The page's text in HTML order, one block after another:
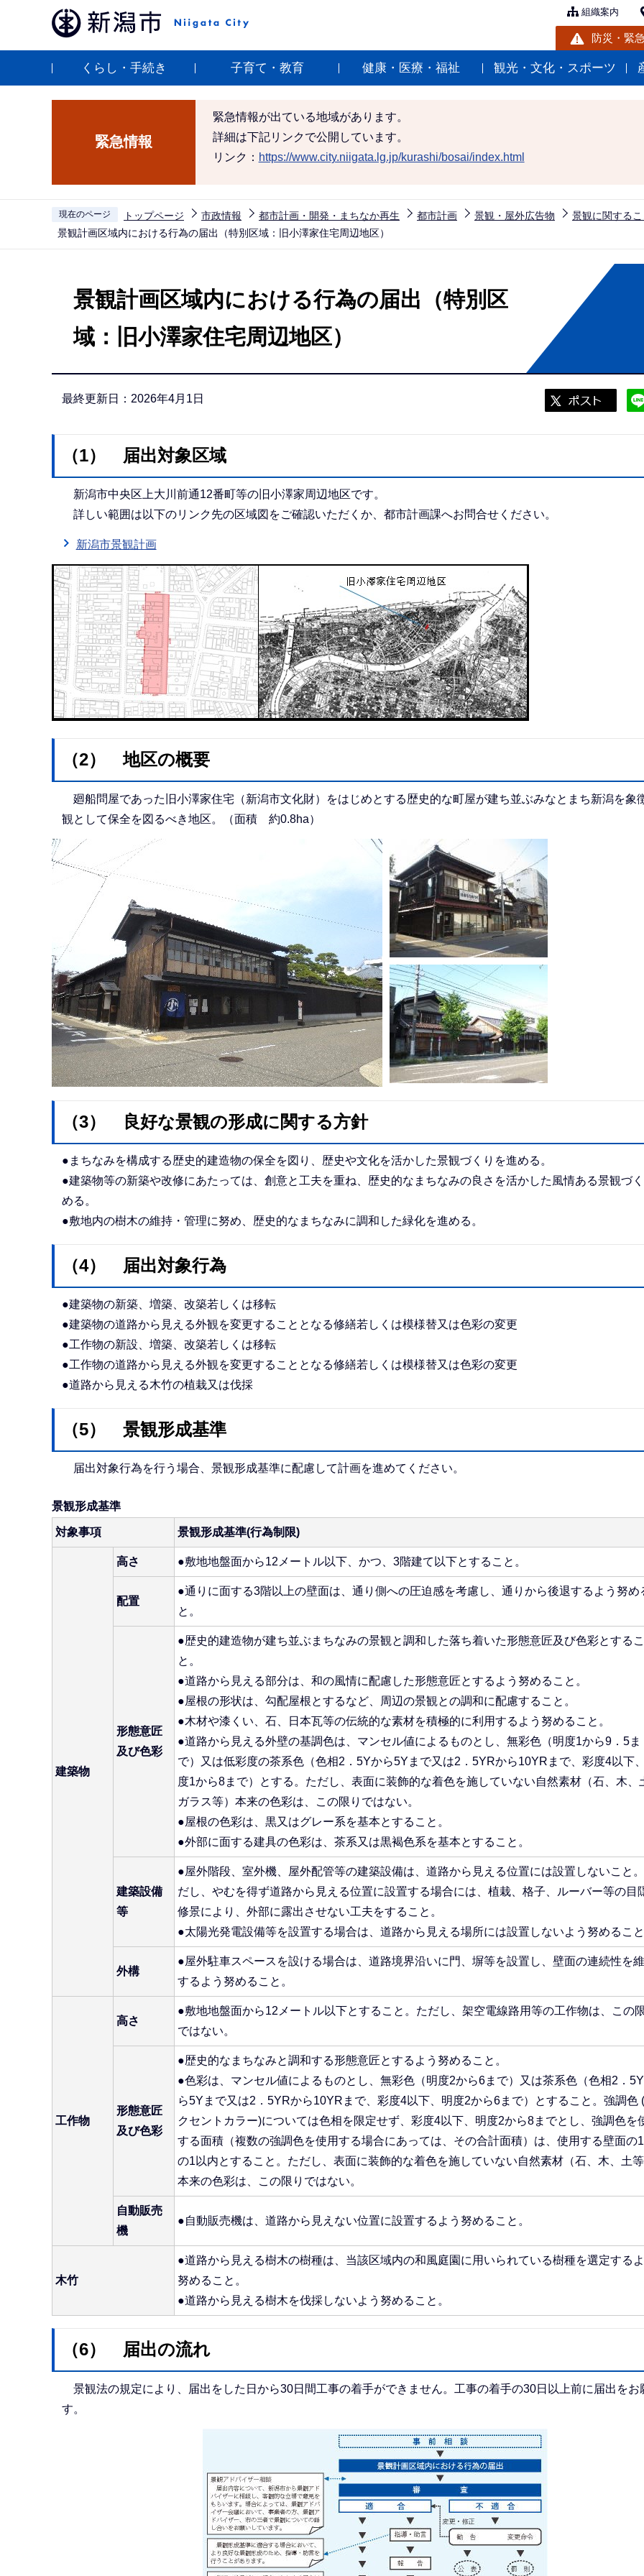
ペ
組織案内
防災・緊
くらし・手続き 子育て・教育 健康・医療・福祉 観光・文化・スポーツ
緊急情報
緊急情報が出ている地域があります。
詳細は下記リンクで公開しています。
リンク： https://www.city.niigata.lg.jp/kurashi/bosai/index.html
現在のページ トップページ 市政情報 都市計画・開発・まちなか再生 都市計画 景観・屋外広告物
景観に関するこ
景観計画区域内における行為の届出（特別区域：旧小澤家住宅周辺地区）
景観計画区域内における行為の届出（特別区
域：旧小澤家住宅周辺地区）
最終更新日：2026年4月1日
（1） 届出対象区域
新潟市中央区上大川前通12番町等の旧小澤家周辺地区です。
詳しい範囲は以下のリンク先の区域図をご確認いただくか、都市計画課へお問合せください。
新潟市景観計画
（2） 地区の概要
廻船問屋であった旧小澤家住宅（新潟市文化財）をはじめとする歴史的な町屋が建ち並ぶみなとまち新潟を象
観として保全を図るべき地区。（面積 約0.8ha）
（3） 良好な景観の形成に関する方針
●まちなみを構成する歴史的建造物の保全を図り、歴史や文化を活かした景観づくりを進める。
●建築物等の新築や改修にあたっては、創意と工夫を重ね、歴史的なまちなみの良さを活かした風情ある景観づ
める。
●敷地内の樹木の維持・管理に努め、歴史的なまちなみに調和した緑化を進める。
（4） 届出対象行為
●建築物の新築、増築、改築若しくは移転
●建築物の道路から見える外観を変更することとなる修繕若しくは模様替又は色彩の変更
●工作物の新設、増築、改築若しくは移転
●工作物の道路から見える外観を変更することとなる修繕若しくは模様替又は色彩の変更
●道路から見える木竹の植栽又は伐採
（5） 景観形成基準
届出対象行為を行う場合、景観形成基準に配慮して計画を進めてください。
景観形成基準
対象事項 景観形成基準(行為制限)
建築物
高さ ●敷地地盤面から12メートル以下、かつ、3階建て以下とすること。
配置
●通りに面する3階以上の壁面は、通り側への圧迫感を考慮し、通りから後退するよう努め
と。
形態意匠
及び色彩
●歴史的建造物が建ち並ぶまちなみの景観と調和した落ち着いた形態意匠及び色彩とするこ
と。
●道路から見える部分は、和の風情に配慮した形態意匠とするよう努めること。
●屋根の形状は、勾配屋根とするなど、周辺の景観との調和に配慮すること。
●木材や漆くい、石、日本瓦等の伝統的な素材を積極的に利用するよう努めること。
●道路から見える外壁の基調色は、マンセル値によるものとし、無彩色（明度1から9．5ま
で）又は低彩度の茶系色（色相2．5Yから5Yまで又は2．5YRから10YRまで、彩度4以下
度1から8まで）とする。ただし、表面に装飾的な着色を施していない自然素材（石、木、
ガラス等）本来の色彩は、この限りではない。
●屋根の色彩は、黒又はグレー系を基本とすること。
●外部に面する建具の色彩は、茶系又は黒褐色系を基本とすること。
建築設備
等
●屋外階段、室外機、屋外配管等の建築設備は、道路から見える位置には設置しないこと
だし、やむを得ず道路から見える位置に設置する場合には、植栽、格子、ルーバー等の目
修景により、外部に露出させない工夫をすること。
●太陽光発電設備等を設置する場合は、道路から見える場所には設置しないよう努めること
外構
●屋外駐車スペースを設ける場合は、道路境界沿いに門、塀等を設置し、壁面の連続性を
するよう努めること。
工作物
高さ
●敷地地盤面から12メートル以下とすること。ただし、架空電線路用等の工作物は、この
ではない。
形態意匠
及び色彩
●歴史的なまちなみと調和する形態意匠とするよう努めること。
●色彩は、マンセル値によるものとし、無彩色（明度2から6まで）又は茶系色（色相2．
ら5Yまで又は2．5YRから10YRまで、彩度4以下、明度2から6まで）とすること。強調色
クセントカラー)については色相を限定せず、彩度4以下、明度2から8までとし、強調色を
する面積（複数の強調色を使用する場合にあっては、その合計面積）は、使用する壁面の
の1以内とすること。ただし、表面に装飾的な着色を施していない自然素材（石、木、土等
本来の色彩は、この限りではない。
自動販売
機
●自動販売機は、道路から見えない位置に設置するよう努めること。
木竹
●道路から見える樹木の樹種は、当該区域内の和風庭園に用いられている樹種を選定するよ
努めること。
●道路から見える樹木を伐採しないよう努めること。
（6） 届出の流れ
景観法の規定により、届出をした日から30日間工事の着手ができません。工事の着手の30日以上前に届出をお
す。